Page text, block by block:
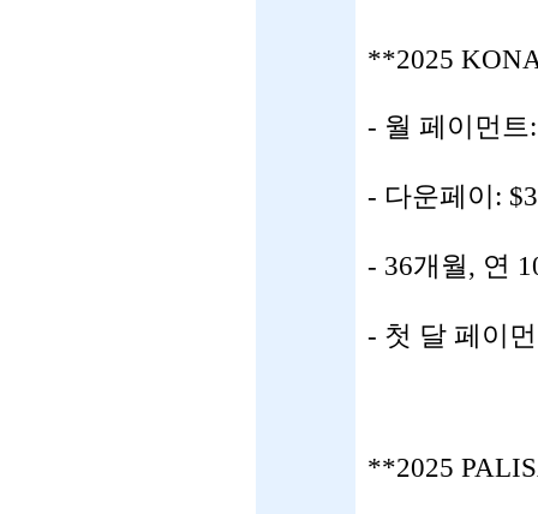
**2025
- 월 페이먼트
- 다운페이:
- 36개월, 연
- 첫 달 페이
**2025